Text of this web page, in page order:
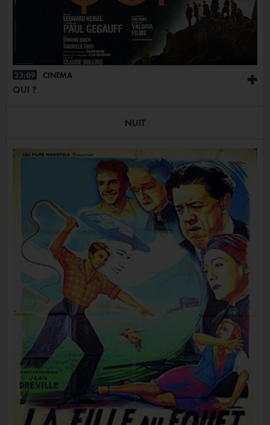
+
23:09 CINÉMA
QUI ?
NUIT